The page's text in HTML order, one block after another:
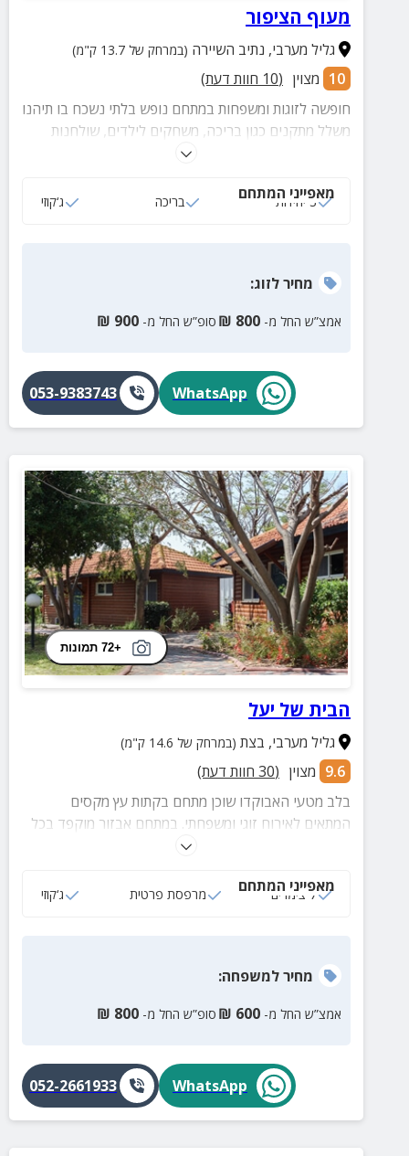
מעוף הציפור
גליל מערבי, נתיב השיירה (במרחק של 13.7 ק"מ)
10 מצוין (
10 חוות דעת)
חופשה לזוגות ומשפחות במתחם נופש בלתי נשכח בו תיהנו
משלל מתקנים כגון בריכה, משחקים לילדים, שולחנות
משחק עם פינות ישיבה נוחות ועוד. במתחם השאלת
מאפייני המתחם
3 יחידות בריכה ג‘קוזי
מחירלזוג:
אמצ”ש החל מ- 800
₪ סופ”ש החל מ- 900
₪
WhatsApp
053-9383743
+72 תמונות
הבית של יעל
גליל מערבי, בצת (במרחק של 14.6 ק"מ)
9.6 מצוין (
30 חוות דעת)
בלב מטעי האבוקדו שוכן מתחם בקתות עץ מקסים
המתאים לאירוח זוגי ומשפחתי. במתחם אבזור מוקפד בכל
בקתה, חצר מטופחת, פינות ישיבה ומרחק של דקות
מאפייני המתחם
7 צימרים מרפסת פרטית ג‘קוזי
מחירלמשפחה:
אמצ”ש החל מ- 600
₪ סופ”ש החל מ- 800
₪
WhatsApp
052-2661933